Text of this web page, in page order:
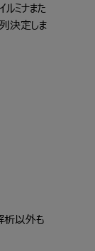
ルミナまた
決定しま
以外も